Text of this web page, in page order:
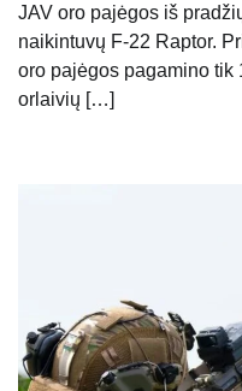
JAV oro pajėgos iš
naikintuvų F-22 Raptor.
oro pajėgos pagamino tik
orlaivių […]